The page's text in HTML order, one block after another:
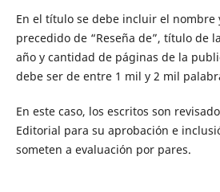
En el título se debe incluir el
precedido de “Reseña de”, título de
año y cantidad de páginas de la
debe ser de entre 1 mil y 2 mil
En este caso, los escritos son
Editorial para su aprobación e
someten a evaluación por pares.